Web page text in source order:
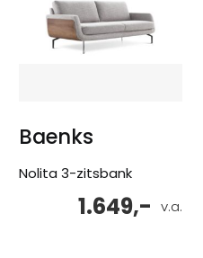
Baenks
Nolita 3-zitsbank
v.a.
1.649,-